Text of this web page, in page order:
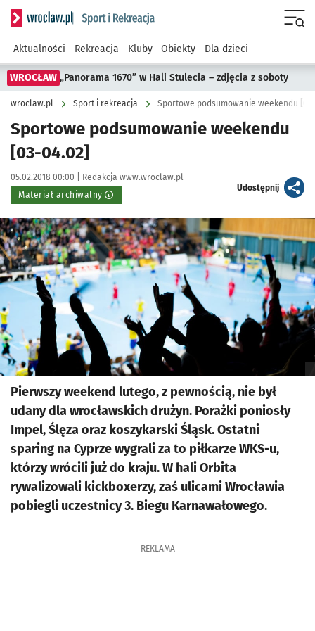
Serwis informacyjny wroclaw.pl podserwis: Sport i rekreacja
Aktualności Rekreacja Kluby Obiekty Dla dzieci
WROCŁAW „Panorama 1670” w Hali Stulecia – zdjęcia z soboty
wroclaw.pl Sport i rekreacja Sportowe podsumowanie weekendu
Sportowe podsumowanie weekendu
[03-04.02]
Data publikacji:
05.02.2018 00:00 | Autor:
Redakcja www.wroclaw.pl
Materiał archiwalny
Udostępnijartykuł
Kliknij, aby powiększyć
Pierwszy weekend lutego, z pewnością, nie był
udany dla wrocławskich drużyn. Porażki poniosły
Impel, Ślęza oraz koszykarski Śląsk. Ostatni
sparing na Cyprze wygrali za to piłkarze WKS-u,
którzy wrócili już do kraju. W hali Orbita
rywalizowali kickboxerzy, zaś ulicami Wrocławia
pobiegli uczestnicy 3. Biegu Karnawałowego.
REKLAMA